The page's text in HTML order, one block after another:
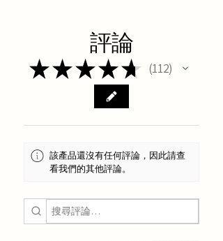
評論
★★★★★ 112
112
該產品還沒有任何評論，因此請查
看我們的其他評論。